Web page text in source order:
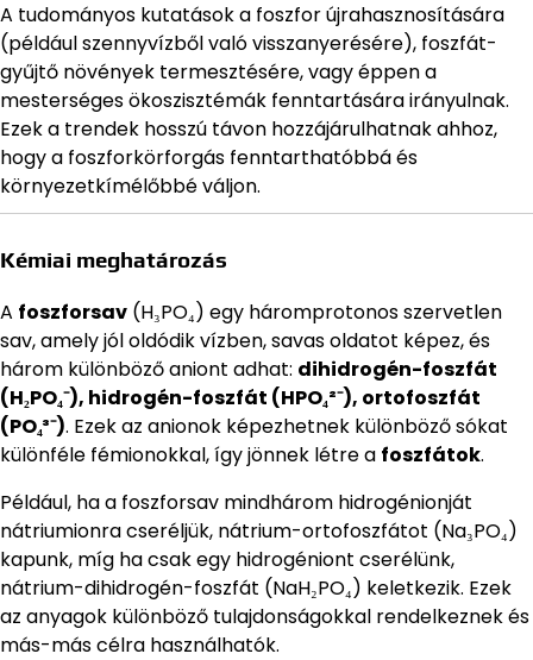
A tudományos kutatások a foszfor újrahasznosítására
(például szennyvízből való visszanyerésére), foszfát-
gyűjtő növények termesztésére, vagy éppen a
mesterséges ökoszisztémák fenntartására irányulnak.
Ezek a trendek hosszú távon hozzájárulhatnak ahhoz,
hogy a foszforkörforgás fenntarthatóbbá és
környezetkímélőbbé váljon.
Kémiai meghatározás
A foszforsav (H₃PO₄) egy háromprotonos szervetlen
sav, amely jól oldódik vízben, savas oldatot képez, és
három különböző aniont adhat: dihidrogén-foszfát
(H₂PO₄⁻), hidrogén-foszfát (HPO₄²⁻), ortofoszfát
(PO₄³⁻). Ezek az anionok képezhetnek különböző sókat
különféle fémionokkal, így jönnek létre a foszfátok.
Például, ha a foszforsav mindhárom hidrogénionját
nátriumionra cseréljük, nátrium-ortofoszfátot (Na₃PO₄)
kapunk, míg ha csak egy hidrogéniont cserélünk,
nátrium-dihidrogén-foszfát (NaH₂PO₄) keletkezik. Ezek
az anyagok különböző tulajdonságokkal rendelkeznek és
más-más célra használhatók.